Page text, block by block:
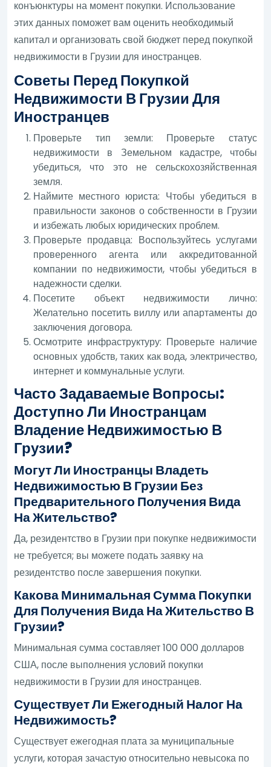
конъюнктуры на момент покупки. Использование
этих данных поможет вам оценить необходимый
капитал и организовать свой бюджет перед покупкой
недвижимости в Грузии для иностранцев.
Советы Перед Покупкой
Недвижимости В Грузии Для
Иностранцев
Проверьте тип земли: Проверьте статус
недвижимости в Земельном кадастре, чтобы
убедиться, что это не сельскохозяйственная
земля.
Наймите местного юриста: Чтобы убедиться в
правильности законов о собственности в Грузии
и избежать любых юридических проблем.
Проверьте продавца: Воспользуйтесь услугами
проверенного агента или аккредитованной
компании по недвижимости, чтобы убедиться в
надежности сделки.
Посетите объект недвижимости лично:
Желательно посетить виллу или апартаменты до
заключения договора.
Осмотрите инфраструктуру: Проверьте наличие
основных удобств, таких как вода, электричество,
интернет и коммунальные услуги.
Часто Задаваемые Вопросы:
Доступно Ли Иностранцам
Владение Недвижимостью В
Грузии?
Могут Ли Иностранцы Владеть
Недвижимостью В Грузии Без
Предварительного Получения Вида
На Жительство?
Да, резидентство в Грузии при покупке недвижимости
не требуется; вы можете подать заявку на
резидентство после завершения покупки.
Какова Минимальная Сумма Покупки
Для Получения Вида На Жительство В
Грузии?
Минимальная сумма составляет 100 000 долларов
США, после выполнения условий покупки
недвижимости в Грузии для иностранцев.
Существует Ли Ежегодный Налог На
Недвижимость?
Существует ежегодная плата за муниципальные
услуги, которая зачастую относительно невысока по